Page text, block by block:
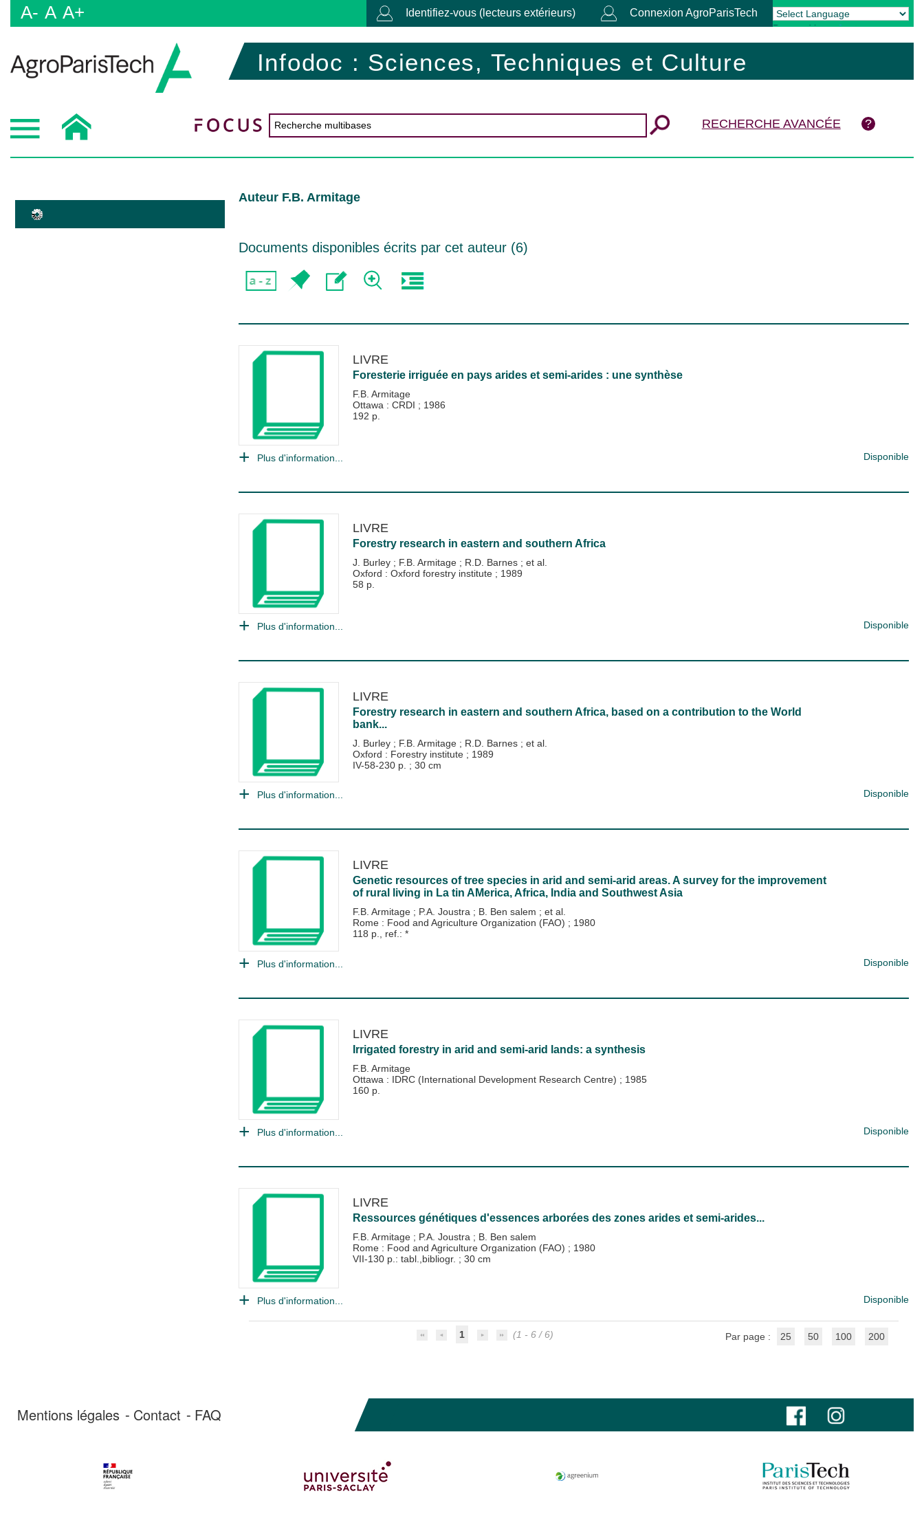
A- A A+ Identifiez-vous (lecteurs extérieurs) Connexion AgroParisTech
Powered by Translate
Infodoc : Sciences, Techniques et Culture
RECHERCHE AVANCÉE
Auteur F.B. Armitage
Documents disponibles écrits par cet auteur (6)
LIVRE
Foresterie irriguée en pays arides et semi-arides : une synthèse
F.B. Armitage
Ottawa : CRDI ; 1986
192 p.
Plus d'information... Disponible
LIVRE
Forestry research in eastern and southern Africa
J. Burley ; F.B. Armitage ; R.D. Barnes ; et al.
Oxford : Oxford forestry institute ; 1989
58 p.
Plus d'information... Disponible
LIVRE
Forestry research in eastern and southern Africa, based on a contribution to the World
bank...
J. Burley ; F.B. Armitage ; R.D. Barnes ; et al.
Oxford : Forestry institute ; 1989
IV-58-230 p. ; 30 cm
Plus d'information... Disponible
LIVRE
Genetic resources of tree species in arid and semi-arid areas. A survey for the improvement
of rural living in La tin AMerica, Africa, India and Southwest Asia
F.B. Armitage ; P.A. Joustra ; B. Ben salem ; et al.
Rome : Food and Agriculture Organization (FAO) ; 1980
118 p., ref.: *
Plus d'information... Disponible
LIVRE
Irrigated forestry in arid and semi-arid lands: a synthesis
F.B. Armitage
Ottawa : IDRC (International Development Research Centre) ; 1985
160 p.
Plus d'information... Disponible
LIVRE
Ressources génétiques d'essences arborées des zones arides et semi-arides...
F.B. Armitage ; P.A. Joustra ; B. Ben salem
Rome : Food and Agriculture Organization (FAO) ; 1980
VII-130 p.: tabl.,bibliogr. ; 30 cm
Plus d'information... Disponible
1 (1 - 6 / 6) Par page : 25 50 100 200
Mentions légales Contact FAQ